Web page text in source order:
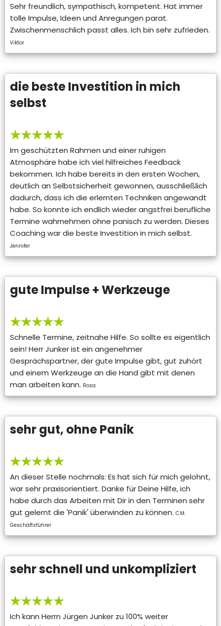
Sehr freundlich, sympathisch, kompetent. Hat immer
tolle Impulse, Ideen und Anregungen parat.
Zwischenmenschlich passt alles. Ich bin sehr zufrieden.
Viktor
die beste Investition in mich
selbst
★★★★★
Im geschützten Rahmen und einer ruhigen
Atmosphäre habe ich viel hilfreiches Feedback
bekommen. Ich habe bereits in den ersten Wochen,
deutlich an Selbstsicherheit gewonnen, ausschließlich
dadurch, dass ich die erlernten Techniken angewandt
habe. So konnte ich endlich wieder angstfrei berufliche
Termine wahrnehmen ohne panisch zu werden. Dieses
Coaching war die beste Investition in mich selbst.
Jennifer
gute Impulse + Werkzeuge
★★★★★
Schnelle Termine, zeitnahe Hilfe. So sollte es eigentlich
sein! Herr Junker ist ein angenehmer
Gesprächspartner, der gute Impulse gibt, gut zuhört
und einem Werkzeuge an die Hand gibt mit denen
man arbeiten kann. Rosa
sehr gut, ohne Panik
★★★★★
An dieser Stelle nochmals: Es hat sich für mich gelohnt,
war sehr praxisorientiert. Danke für Deine Hilfe, ich
habe durch das Arbeiten mit Dir in den Terminen sehr
gut gelernt die 'Panik' überwinden zu können. C.M.
Geschäftsführer
sehr schnell und unkompliziert
★★★★★
Ich kann Herrn Jürgen Junker zu 100% weiter